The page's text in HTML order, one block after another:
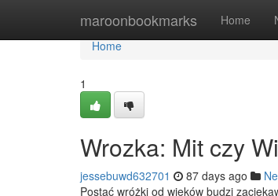
maroonbookmarks Home
Home
Home
1
Wrozka: Mit czy
jessebuwd632701 87 days ago
Postać wróżki od wieków budzi